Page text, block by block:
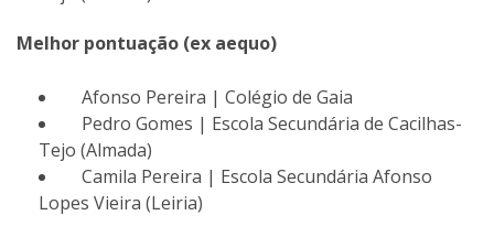
Melhor pontuação (ex aequo)
Afonso Pereira | Colégio de Gaia
Pedro Gomes | Escola Secundária de Cacilhas-
Tejo (Almada)
Camila Pereira | Escola Secundária Afonso
Lopes Vieira (Leiria)